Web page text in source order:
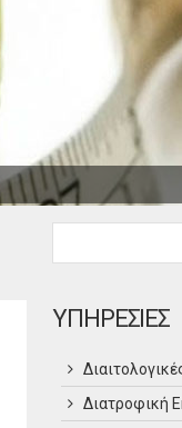
ΥΠΗΡΕΣΙΕΣ
Διατροφική